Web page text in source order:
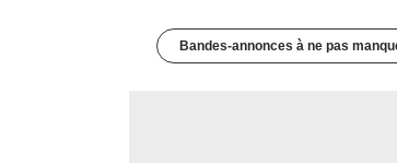
Bandes-annonces à ne pas